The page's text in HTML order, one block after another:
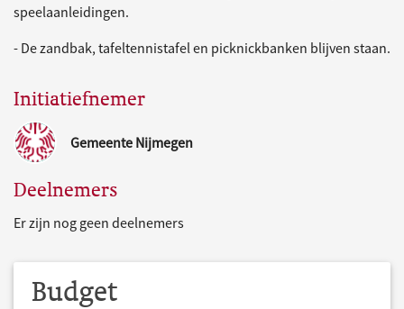
speelaanleidingen.
- De zandbak, tafeltennistafel en picknickbanken blijven staan.
Initiatiefnemer
Gemeente Nijmegen
Deelnemers
Er zijn nog geen deelnemers
Budget